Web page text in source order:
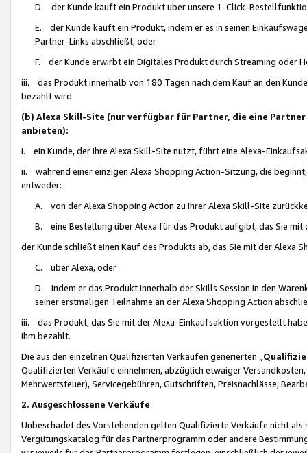
D. der Kunde kauft ein Produkt über unsere 1-Click-
E. der Kunde kauft ein Produkt, indem er es in seinen
Partner-Links abschließt, oder
F. der Kunde erwirbt ein Digitales Produkt durch Streaming oder
iii. das Produkt innerhalb von 180 Tagen nach dem Kauf an den
bezahlt wird
(b) Alexa Skill-Site (nur verfügbar für Partner, die eine
anbieten):
i. ein Kunde, der Ihre Alexa Skill-Site nutzt, führt eine Alexa-
ii. während einer einzigen Alexa Shopping Action-Sitzung, die
entweder:
A. von der Alexa Shopping Action zu Ihrer Alexa Skill-Site
B. eine Bestellung über Alexa für das Produkt aufgibt, das Sie mit
der Kunde schließt einen Kauf des Produkts ab, das Sie mit der Alexa
C. über Alexa, oder
D. indem er das Produkt innerhalb der Skills Session in den
seiner erstmaligen Teilnahme an der Alexa Shopping Action
iii. das Produkt, das Sie mit der Alexa-Einkaufsaktion vorgestellt
ihm bezahlt.
Die aus den einzelnen Qualifizierten Verkäufen generierten „
Qualifizierten Verkäufe einnehmen, abzüglich etwaiger
Mehrwertsteuer), Servicegebühren, Gutschriften, Preisnachlässe,
2. Ausgeschlossene Verkäufe
Unbeschadet des Vorstehenden gelten Qualifizierte Verkäufe nicht
Vergütungskatalog für das Partnerprogramm oder andere